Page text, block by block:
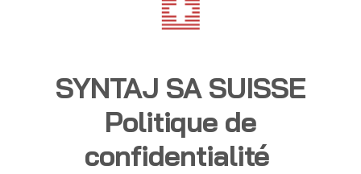
SYNTAJ SA SUISSE
Politique de
confidentialité